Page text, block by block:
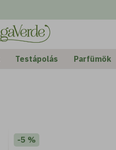
Testápolás Parfümök
-5 %